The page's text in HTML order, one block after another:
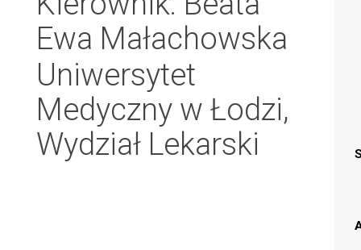
Ewa Małachowska
Uniwersytet
Medyczny w Łodzi,
Wydział Lekarski